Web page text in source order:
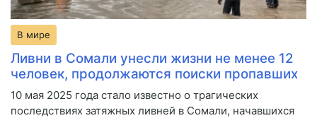
В мире
Ливни в Сомали унесли жизни не менее 12
человек, продолжаются поиски пропавших
10 мая 2025 года стало известно о трагических
последствиях затяжных ливней в Сомали, начавшихся